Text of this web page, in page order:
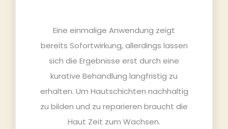
Eine einmalige Anwendung zeigt
bereits Sofortwirkung, allerdings lassen
sich die Ergebnisse erst durch eine
kurative Behandlung langfristig zu
erhalten. Um Hautschichten nachhaltig
zu bilden und zu reparieren braucht die
Haut Zeit zum Wachsen.